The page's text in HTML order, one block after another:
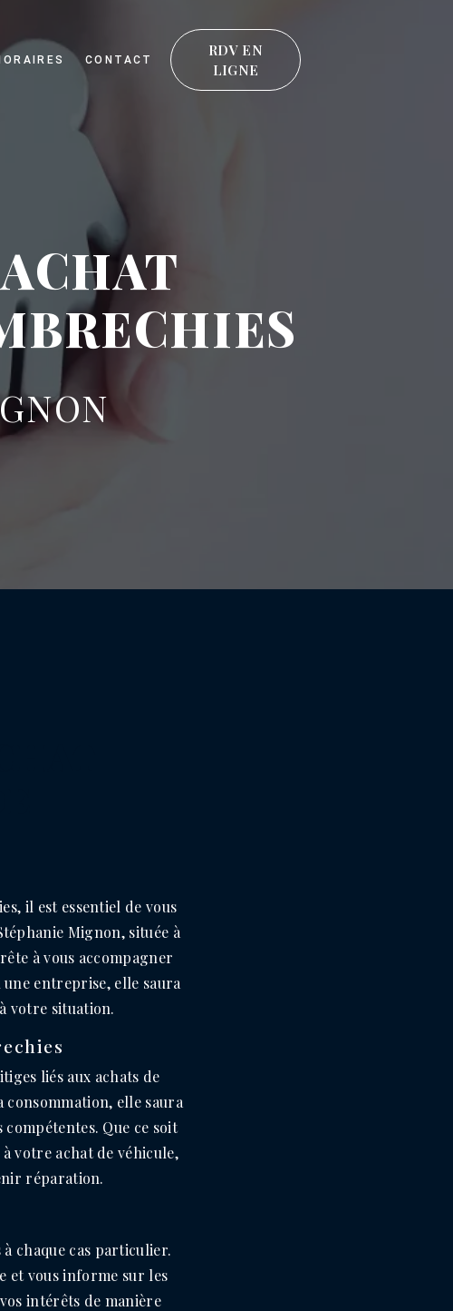
CONTACT
RDV EN
LIGNE
il est essentiel de vous
Mignon, située à
à vous accompagner
entreprise, elle saura
votre situation.
liés aux achats de
consommation, elle saura
Que ce soit
votre achat de véhicule,
réparation.
chaque cas particulier.
et vous informe sur les
intérêts de manière